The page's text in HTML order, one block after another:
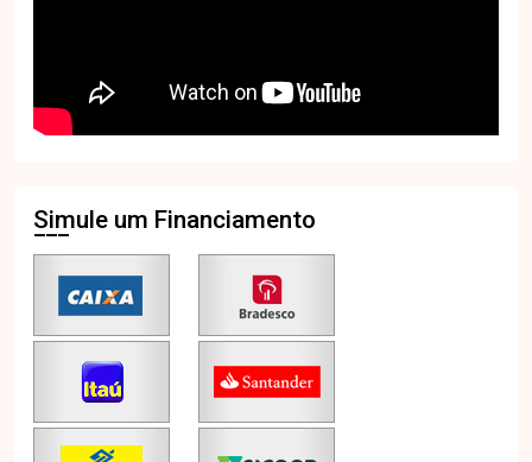
Simule um Financiamento